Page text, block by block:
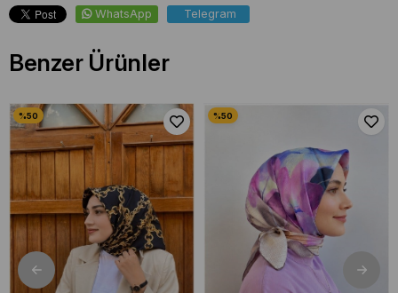
WhatsApp Telegram
Benzer Ürünler